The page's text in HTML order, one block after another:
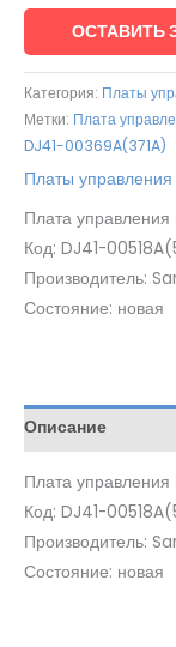
ОСТАВИТЬ
Категория: Платы
Метки: Плата
DJ41-00369A(371A)
Платы управления
Плата
Код: DJ41-
Производитель:
Состояние: новая
Описание
Плата
Код: DJ41-
Производитель:
Состояние: новая